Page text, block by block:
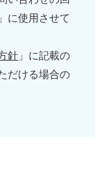
に使用させて
針 」に記載の
だける場合の